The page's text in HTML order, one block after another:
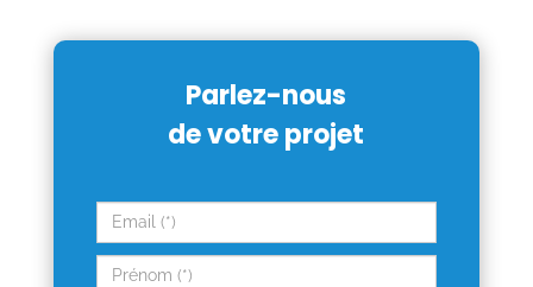
Parlez-nous
de votre projet